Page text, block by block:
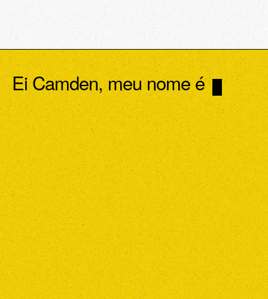
Ei Camden, meu nome é